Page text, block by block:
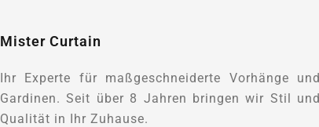
Mister Curtain
Ihr Experte für maßgeschneiderte Vorhänge und
Gardinen. Seit über 8 Jahren bringen wir Stil und
Qualität in Ihr Zuhause.